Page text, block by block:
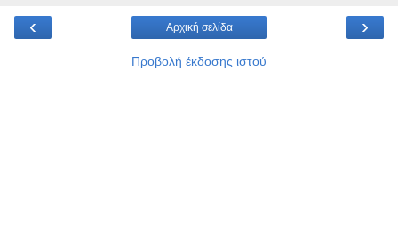
‹ ›
Αρχική σελίδα
Προβολή έκδοσης ιστού